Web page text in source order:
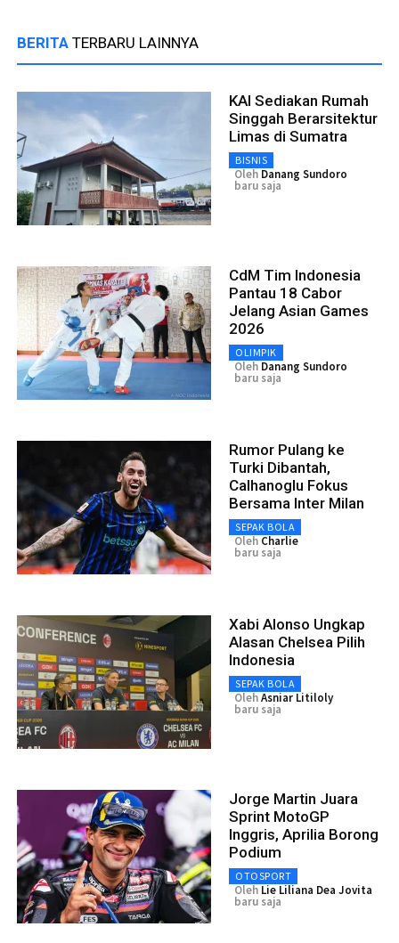
BERITA TERBARU LAINNYA
KAI Sediakan Rumah
Singgah Berarsitektur
Limas di Sumatra
BISNIS
Oleh Danang Sundoro
baru saja
CdM Tim Indonesia
Pantau 18 Cabor
Jelang Asian Games
2026
OLIMPIK
Oleh Danang Sundoro
baru saja
Rumor Pulang ke
Turki Dibantah,
Calhanoglu Fokus
Bersama Inter Milan
SEPAK BOLA
Oleh Charlie
baru saja
Xabi Alonso Ungkap
Alasan Chelsea Pilih
Indonesia
SEPAK BOLA
OlehAsniar Litiloly
baru saja
Jorge Martin Juara
Sprint MotoGP
Inggris, Aprilia Borong
Podium
OTOSPORT
Oleh Lie Liliana Dea Jovita
baru saja